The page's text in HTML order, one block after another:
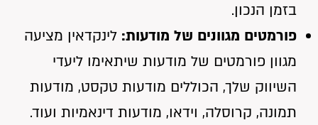
בזמן הנכון.
פורמטים מגוונים של מודעות: לינקדאין מציעה
מגוון פורמטים של מודעות שיתאימו ליעדי
השיווק שלך, הכוללים מודעות טקסט, מודעות
תמונה, קרוסלה, וידאו, מודעות דינאמיות ועוד.